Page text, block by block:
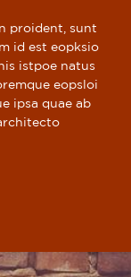
proident, sunt
id est eopksio
istpoe natus
eopsloi
ipsa quae ab